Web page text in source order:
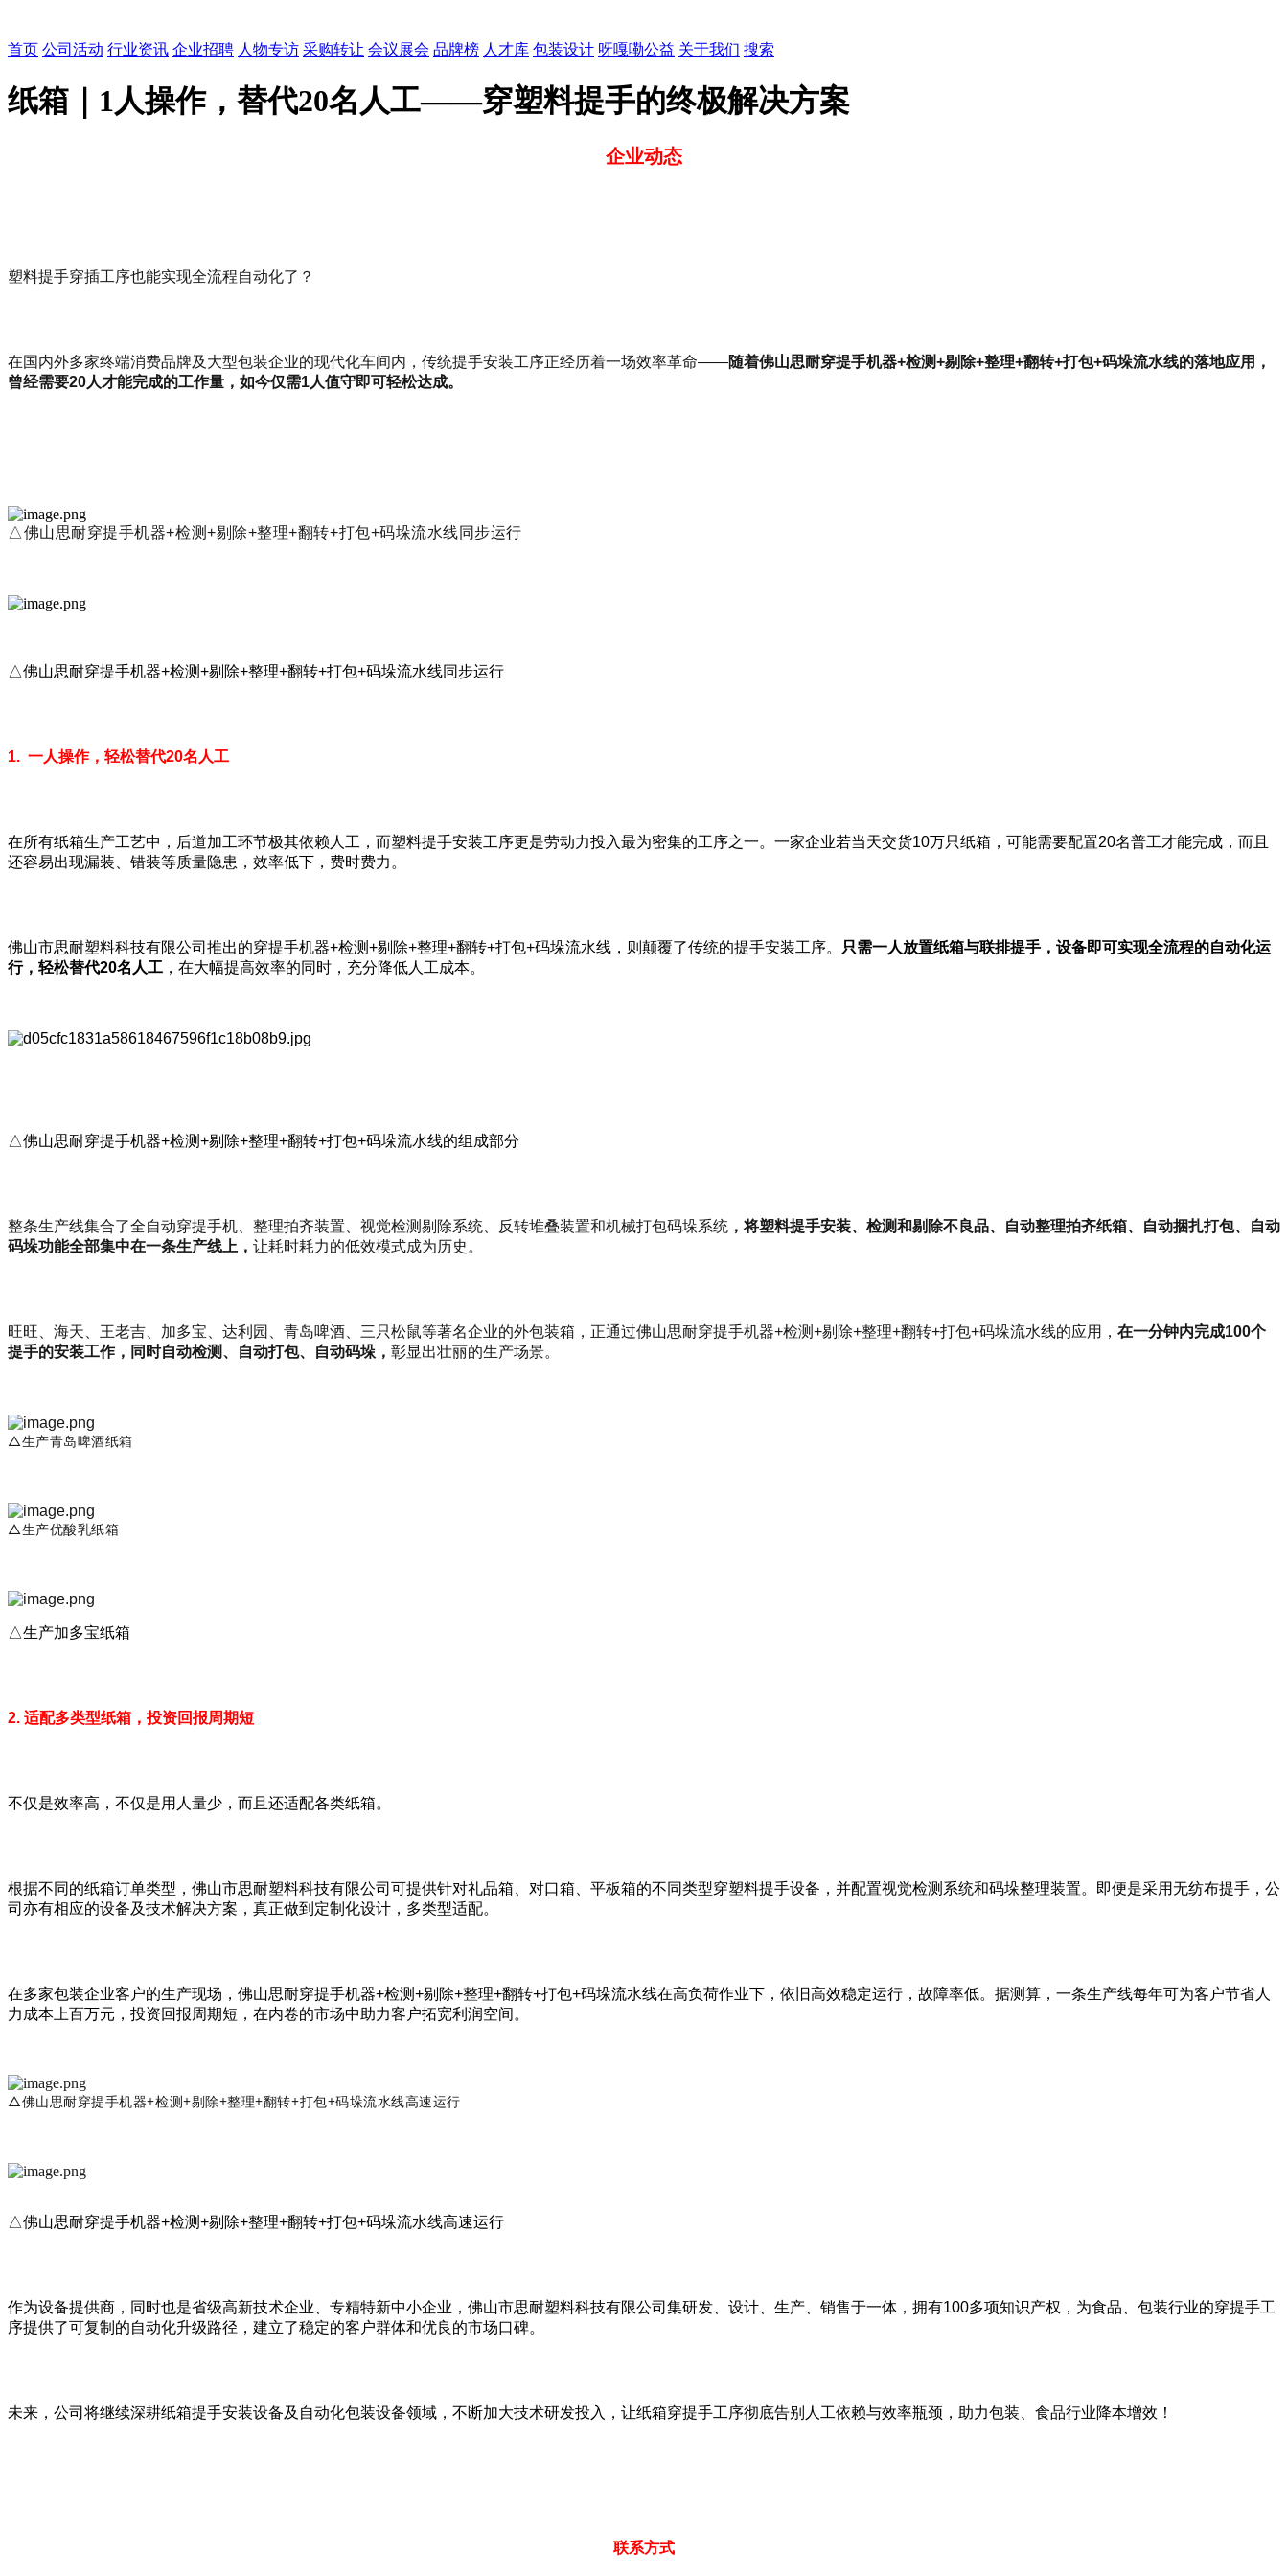
首页 公司活动 行业资讯 企业招聘 人物专访 采购转让 会议展会 品牌榜 人才库 包装设计 呀嘎嘞公益 关于我们 搜索
纸箱｜1人操作，替代20名人工——穿塑料提手的终极解决方案
企业动态
塑料提手穿插工序也能实现全流程自动化了？
在国内外多家终端消费品牌及大型包装企业的现代化车间内，传统提手安装工序正经历着一场效率革命——随着佛山思耐穿提手机器+检测+剔除+整理+翻转+打包+码垛流水线的落地应用，
曾经需要20人才能完成的工作量，如今仅需1人值守即可轻松达成。
△佛山思耐穿提手机器+检测+剔除+整理+翻转+打包+码垛流水线同步运行
△佛山思耐穿提手机器+检测+剔除+整理+翻转+打包+码垛流水线同步运行
1. 一人操作，轻松替代20名人工
在所有纸箱生产工艺中，后道加工环节极其依赖人工，而塑料提手安装工序更是劳动力投入最为密集的工序之一。一家企业若当天交货10万只纸箱，可能需要配置20名普工才能完成，而且
还容易出现漏装、错装等质量隐患，效率低下，费时费力。
佛山市思耐塑料科技有限公司推出的穿提手机器+检测+剔除+整理+翻转+打包+码垛流水线，则颠覆了传统的提手安装工序。
只需一人放置纸箱与联排提手，设备即可实现全流程的自动化运
行，轻松替代20名人工 ，在大幅提高效率的同时，充分降低人工成本。
△佛山思耐穿提手机器+检测+剔除+整理+翻转+打包+码垛流水线的组成部分
整条生产线集合了全自动穿提手机、整理拍齐装置、视觉检测剔除系统、反转堆叠装置和机械打包码垛系统 ，将塑料提手安装、检测和剔除不良品、自动整理拍齐纸箱、自动捆扎打包、自动
码垛功能全部集中在一条生产线上， 让耗时耗力的低效模式成为历史。
旺旺、海天、王老吉、加多宝、 达利园、青岛啤酒、三只松鼠等著名企业的外包装箱，正通过佛山思耐穿提手机器+检测+剔除+整理+翻转+打包+码垛流水线的应用， 在一分钟内完成100个
提手的安装工作，同时自动检测、自动打包、自动码垛， 彰显出壮丽的生产场景。
△生产青岛啤酒纸箱
△生产优酸乳纸箱
△生产加多宝纸箱
2. 适配多类型纸箱，投资回报周期短
不仅是效率高，不仅是用人量少，而且还适配各类纸箱。
根据不同的纸箱订单类型，佛山市思耐塑料科技有限公司可提供针对礼品箱、对口箱、平板箱的不同类型穿塑料提手设备，并配置视觉检测系统和码垛整理装置。即便是采用无纺布提手，公
司亦有相应的设备及技术解决方案，真正做到定制化设计，多类型适配。
在多家包装企业客户的生产现场，佛山思耐穿提手机器+检测+剔除+整理+翻转+打包+码垛流水线在高负荷作业下，依旧高效稳定运行，故障率低。据测算，一条生产线每年可为客户节省人
力成本上百万元，投资回报周期短，在内卷的市场中助力客户拓宽利润空间。
△佛山思耐穿提手机器+检测+剔除+整理+翻转+打包+码垛流水线高速运行
△佛山思耐穿提手机器+检测+剔除+整理+翻转+打包+码垛流水线高速运行
作为设备提供商，同时也是省级高新技术企业、专精特新中小企业，佛山市思耐塑料科技有限公司集研发、设计、生产、销售于一体，拥有100多项知识产权，为食品、包装行业的穿提手工
序提供了可复制的自动化升级路径，建立了稳定的客户群体和优良的市场口碑。
未来，公司将继续深耕纸箱提手安装设备及自动化包装设备领域，不断加大技术研发投入，让纸箱穿提手工序彻底告别人工依赖与效率瓶颈，助力包装、食品行业降本增效！
联系方式